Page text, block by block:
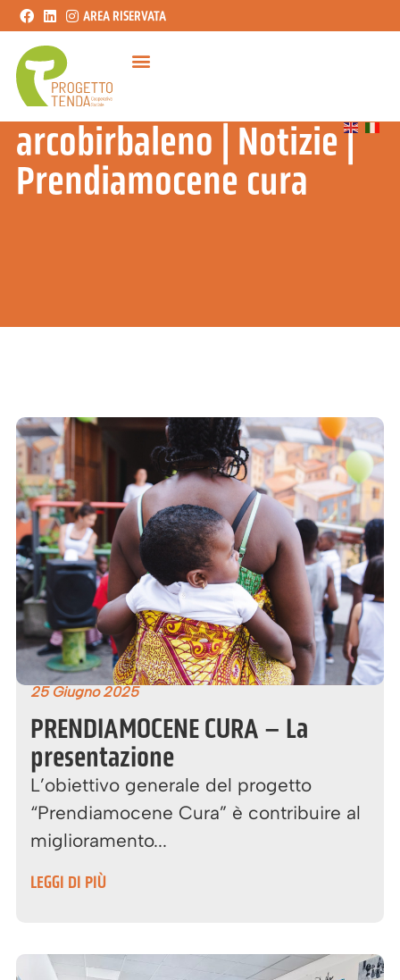
AREA RISERVATA
arcobirbaleno | Notizie|
Prendiamocene cura
25 Giugno 2025
PRENDIAMOCENE CURA – La
presentazione
L’obiettivo generale del progetto
“Prendiamocene Cura” è contribuire al
miglioramento...
LEGGI DI PIÙ